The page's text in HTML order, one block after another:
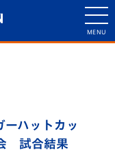
ハットカッ
試合結果